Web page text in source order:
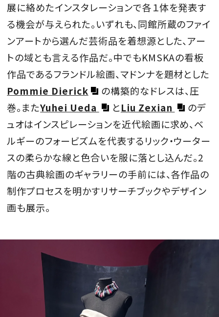
展に絡めたインスタレーションで各１体を発表す
る機会が与えられた。いずれも、同館所蔵のファイ
ンアートから選んだ芸術品を着想源とした、アー
トの域とも言える作品だ。中でもKMSKAの看板
作品であるフランドル絵画、マドンナを題材とした
Pommie Dierick
の構築的なドレスは、圧
巻。またYuhei Ueda とLiu Zexian
のデ
ュオはインスピレーションを近代絵画に求め、ベ
ルギーのフォービズムを代表するリック・ウーター
スの柔らかな線と色合いを服に落とし込んだ。2
階の古典絵画のギャラリーの手前には、各作品の
制作プロセスを明かすリサーチブックやデザイン
画も展示。